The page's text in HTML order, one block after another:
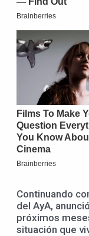
Continuando
del AyA,
próximos
situación que